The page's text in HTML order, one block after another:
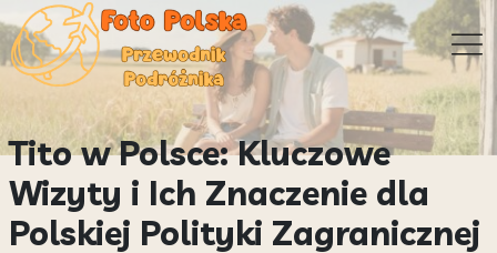
Tito w Polsce: Kluczowe
Wizyty i Ich Znaczenie dla
Polskiej Polityki Zagranicznej